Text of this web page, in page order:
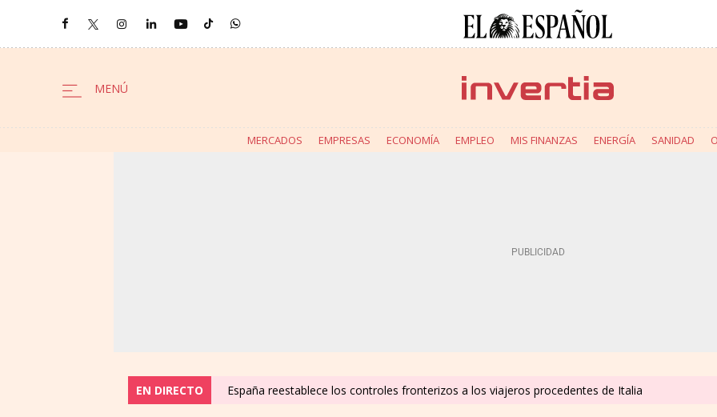
MERCADOS EMPRESAS ECONOMÍA EMPLEO MIS FINANZAS ENERGÍA SANIDAD
EN DIRECTO España reestablece los controles fronterizos a los viajeros procedentes de Italia